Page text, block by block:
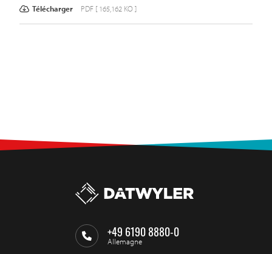
Télécharger PDF [ 165,162 KO ]
+49 6190 8880-0
Allemagne